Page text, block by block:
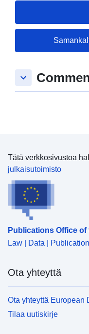
uriRef:
keyboard_arrow_down
Tätä verkkosivustoa
julkaisutoimisto
Publications Office
Law | Data |
Ota yhteyttä
Ota yhteyttä European
Tilaa uutiskirje